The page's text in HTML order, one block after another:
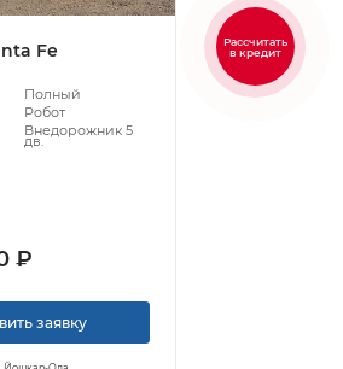
Fe
Полный
Робот
Внедорожник 5
дв.
₽
заявку
Рассчитать
в кредит